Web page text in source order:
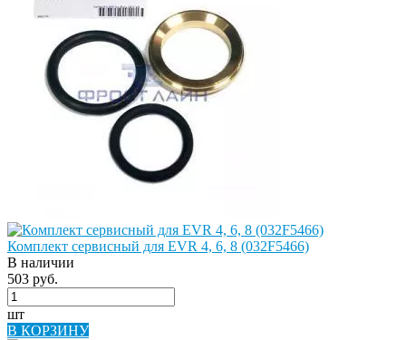
Комплект сервисный для EVR 4, 6, 8 (032F5466)
В наличии
503 руб.
шт
В КОРЗИНУ